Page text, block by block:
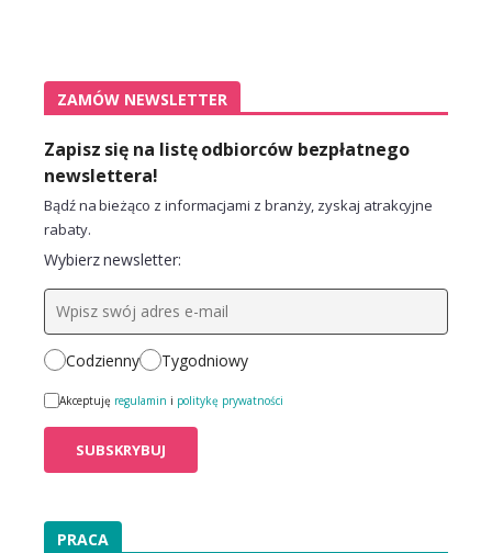
ZAMÓW NEWSLETTER
Zapisz się na listę odbiorców bezpłatnego
newslettera!
Bądź na bieżąco z informacjami z branży, zyskaj atrakcyjne
rabaty.
Wybierz newsletter:
Codzienny Tygodniowy
Akceptuję regulamin i politykę prywatności
PRACA